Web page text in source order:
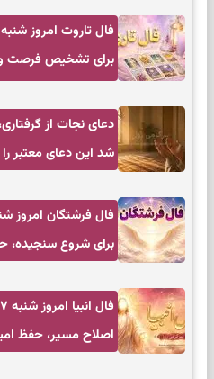
برای تشخیص فرصت
دعای نجات از
شد این دعای معتبر را
برای شروع
اصلاح مسیر، حفظ